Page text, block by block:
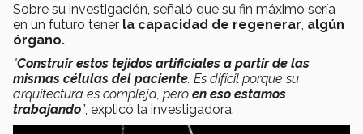
Sobre su investigación, señaló que su fin máximo sería
en un futuro tener la capacidad de regenerar, algún
órgano.
"Construir estos tejidos artificiales a partir de las
mismas células del paciente. Es difícil porque su
arquitectura es compleja, pero en eso estamos
trabajando”, explicó la investigadora.